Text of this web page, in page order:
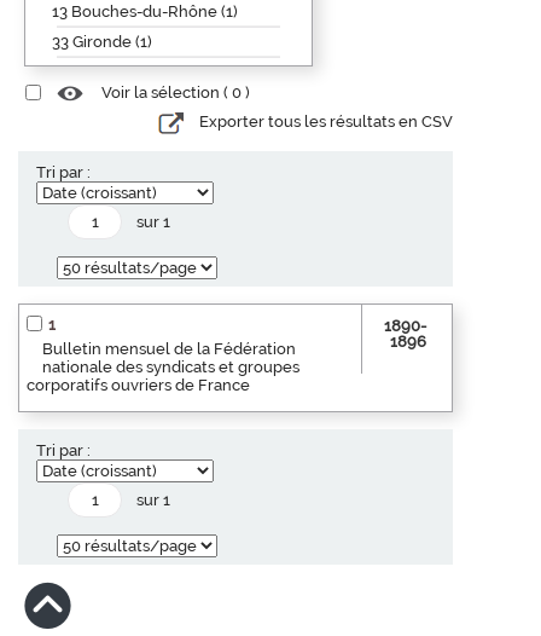
13 Bouches-du-Rhône (1)
33 Gironde (1)
Voir la sélection ( 0 )
Exporter tous les résultats en CSV
Tri par :
sur 1
1
Bulletin mensuel de la Fédération
nationale des syndicats et groupes
corporatifs ouvriers de France
1890-
1896
Tri par :
sur 1